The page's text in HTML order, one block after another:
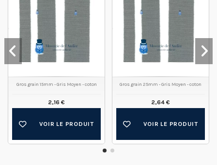
Gros grain 15mm - Gris Moyen - coton
2,16 €
VOIR LE PRODUIT
Gros grain 25mm - Gris Moyen - coton
2,64 €
VOIR LE PRODUIT